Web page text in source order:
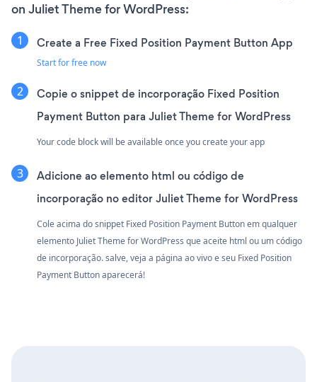
on Juliet Theme for WordPress:
Create a Free Fixed Position Payment Button App
Start for free now
Copie o snippet de incorporação Fixed Position
Payment Button para Juliet Theme for WordPress
Your code block will be available once you create your app
Adicione ao elemento html ou código de
incorporação no editor Juliet Theme for WordPress
Cole acima do snippet Fixed Position Payment Button em qualquer
elemento Juliet Theme for WordPress que aceite html ou um código
de incorporação. salve, veja a página ao vivo e seu Fixed Position
Payment Button aparecerá!